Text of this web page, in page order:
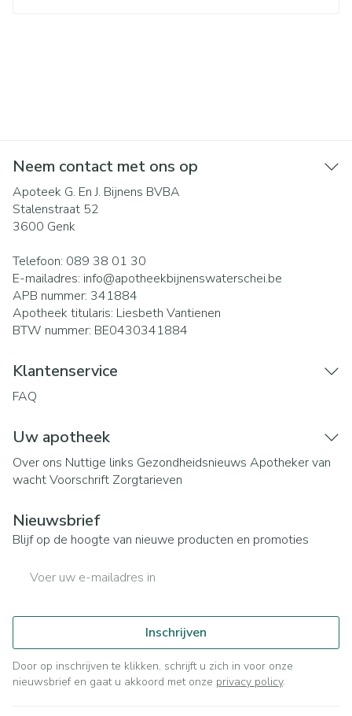
Neem contact met ons op
Apoteek G. En J. Bijnens BVBA
Stalenstraat 52
3600 Genk
Telefoon: 089 38 01 30
E-mailadres: info@apotheekbijnenswaterschei.be
APB nummer: 341884
Apotheek titularis: Liesbeth Vantienen
BTW nummer: BE0430341884
Klantenservice
FAQ
Uw apotheek
Over ons Nuttige links Gezondheidsnieuws Apotheker van
wachtVoorschrift Zorgtarieven
Nieuwsbrief
Blijf op de hoogte van nieuwe producten en promoties
Inschrijven
Door op inschrijven te klikken, schrijft u zich in voor onze
nieuwsbrief en gaat u akkoord met onze privacy policy.